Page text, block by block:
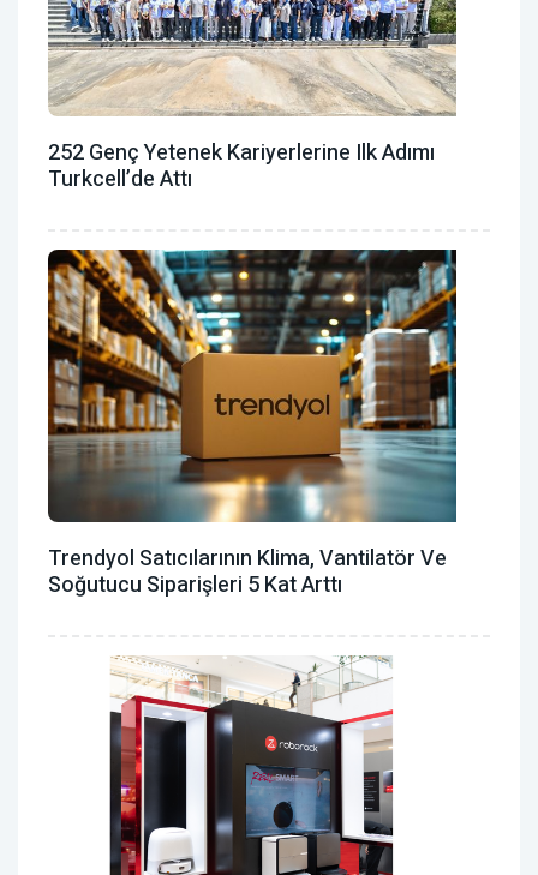
252 Genç Yetenek Kariyerlerine Ilk Adımı
Turkcell’de Attı
Trendyol Satıcılarının Klima, Vantilatör ‎ve
Soğutucu Siparişleri 5 Kat Arttı